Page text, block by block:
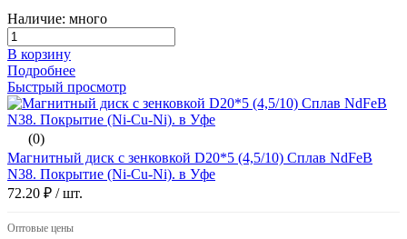
Наличие: много
В корзину
Подробнее
Быстрый просмотр
(0)
Магнитный диск с зенковкой D20*5 (4,5/10) Сплав NdFeB
N38. Покрытие (Ni-Cu-Ni). в Уфе
72.20 ₽ / шт.
Оптовые цены